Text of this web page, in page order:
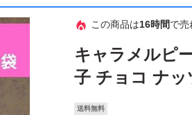
この商品は16時間で売
キャラメルピ
子 チョコ ナ
送料無料